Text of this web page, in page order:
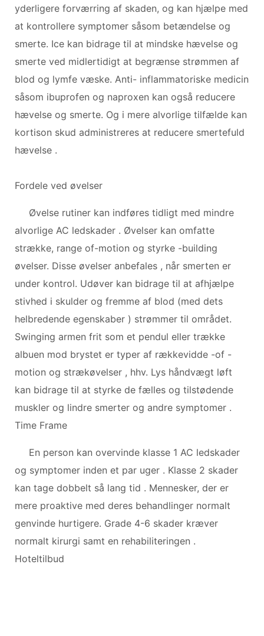
yderligere forværring af skaden, og kan hjælpe med
at kontrollere symptomer såsom betændelse og
smerte. Ice kan bidrage til at mindske hævelse og
smerte ved midlertidigt at begrænse strømmen af ​​
blod og lymfe væske. Anti- inflammatoriske medicin
såsom ibuprofen og naproxen kan også reducere
hævelse og smerte. Og i mere alvorlige tilfælde kan
kortison skud administreres at reducere smertefuld
hævelse .
Fordele ved øvelser
Øvelse rutiner kan indføres tidligt med mindre
alvorlige AC ledskader . Øvelser kan omfatte
strække, range of-motion og styrke -building
øvelser. Disse øvelser anbefales , når smerten er
under kontrol. Udøver kan bidrage til at afhjælpe
stivhed i skulder og fremme af blod (med dets
helbredende egenskaber ) strømmer til området.
Swinging armen frit som et pendul eller trække
albuen mod brystet er typer af rækkevidde -of -
motion og strækøvelser , hhv. Lys håndvægt løft
kan bidrage til at styrke de fælles og tilstødende
muskler og lindre smerter og andre symptomer .
Time Frame
En person kan overvinde klasse 1 AC ledskader
og symptomer inden et par uger . Klasse 2 skader
kan tage dobbelt så lang tid . Mennesker, der er
mere proaktive med deres behandlinger normalt
genvinde hurtigere. Grade 4-6 skader kræver
normalt kirurgi samt en rehabiliteringen .
Hoteltilbud